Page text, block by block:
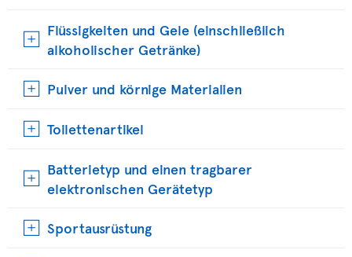
Flüssigkeiten und Gele (einschließlich
alkoholischer Getränke)
Pulver und körnige Materialien
Toilettenartikel
Batterietyp und einen tragbarer
elektronischen Gerätetyp
Sportausrüstung